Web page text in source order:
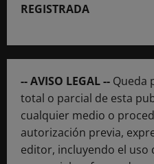
REGISTRADA
-- AVISO LEGAL -- Queda
total o parcial de esta
cualquier medio o
autorización previa,
editor, incluyendo el